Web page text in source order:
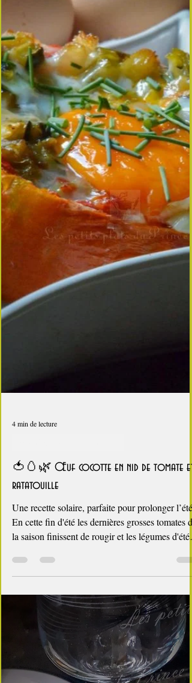
histoire de pouvoir en profiter tout l'hiver quand
les légumes se résument aux choux, poireaux et
cucurbitacées. Pour la recette du jour, je vous
propose une entrée simple et antigaspi : ma
4 min de lecture
Healthy, léger, ou végétarien
🍅🥚🌿 Œuf cocotte en nid de tomate et
Une recette solaire, parfaite pour prolonger l’été.
En cette fin d'été les dernières grosses tomates de
la saison finissent de rougir et les légumes d'été